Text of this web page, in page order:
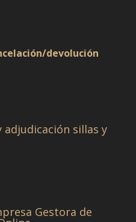
devolución
adjudicación sillas y
Gestora de